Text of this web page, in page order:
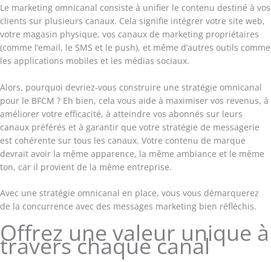
Le marketing omnicanal consiste à unifier le contenu destiné à vos
clients sur plusieurs canaux. Cela signifie intégrer votre site web,
votre magasin physique, vos canaux de marketing propriétaires
(comme l’email, le SMS et le push), et même d’autres outils comme
les applications mobiles et les médias sociaux.
Alors, pourquoi devriez-vous construire une stratégie omnicanal
pour le BFCM ? Eh bien, cela vous aide à maximiser vos revenus, à
améliorer votre efficacité, à atteindre vos abonnés sur leurs
canaux préférés et à garantir que votre stratégie de messagerie
est cohérente sur tous les canaux. Votre contenu de marque
devrait avoir la même apparence, la même ambiance et le même
ton, car il provient de la même entreprise.
Avec une stratégie omnicanal en place, vous vous démarquerez
de la concurrence avec des messages marketing bien réfléchis.
Offrez une valeur unique à
travers chaque canal